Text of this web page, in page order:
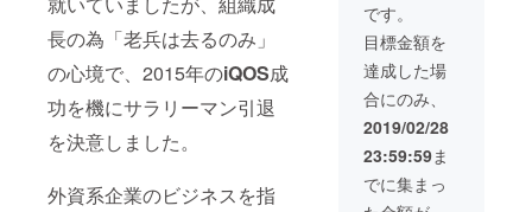
長の為「老兵は去るのみ」
の心境で、2015年のiQOS成
功を機にサラリーマン引退
を決意しました。
外資系企業のビジネスを指
マックス
ファク
ター/SK2化
粧品部門に
異動時に
は、万年5番
手メーカー
の意識が定
ドファ
ンディ
ング活
用方
法 etc.
※公演時
間１２
０分 ※
２０１
２０分
の講演
になり
ます ※
公演時
間１２
０分 ※
２０１
９年８
です。
目標金額を
達成した場
合にのみ、
2019/02/28
23:59:59ま
でに集まっ